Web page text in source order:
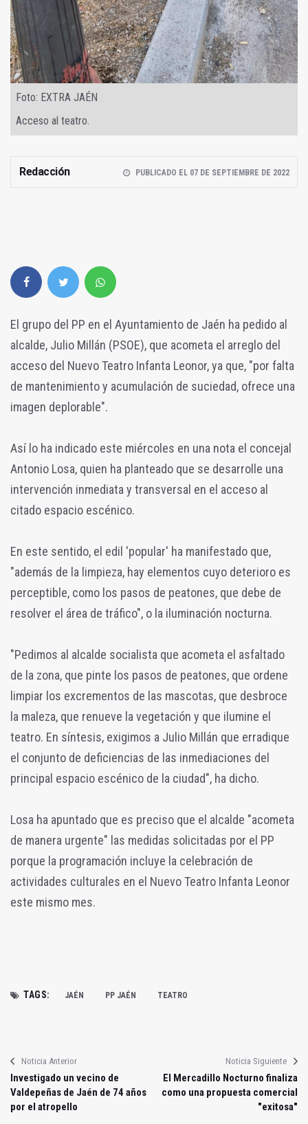
Foto: EXTRA JAÉN
Acceso al teatro.
Redacción PUBLICADO EL 07 DE SEPTIEMBRE DE 2022
El grupo del PP en el Ayuntamiento de Jaén ha pedido al
alcalde, Julio Millán (PSOE), que acometa el arreglo del
acceso del Nuevo Teatro Infanta Leonor, ya que, "por falta
de mantenimiento y acumulación de suciedad, ofrece una
imagen deplorable".
Así lo ha indicado este miércoles en una nota el concejal
Antonio Losa, quien ha planteado que se desarrolle una
intervención inmediata y transversal en el acceso al
citado espacio escénico.
En este sentido, el edil 'popular' ha manifestado que,
"además de la limpieza, hay elementos cuyo deterioro es
perceptible, como los pasos de peatones, que debe de
resolver el área de tráfico", o la iluminación nocturna.
"Pedimos al alcalde socialista que acometa el asfaltado
de la zona, que pinte los pasos de peatones, que ordene
limpiar los excrementos de las mascotas, que desbroce
la maleza, que renueve la vegetación y que ilumine el
teatro. En síntesis, exigimos a Julio Millán que erradique
el conjunto de deficiencias de las inmediaciones del
principal espacio escénico de la ciudad", ha dicho.
Losa ha apuntado que es preciso que el alcalde "acometa
de manera urgente" las medidas solicitadas por el PP
porque la programación incluye la celebración de
actividades culturales en el Nuevo Teatro Infanta Leonor
este mismo mes.
TAGS: JAÉN PP JAÉN TEATRO
Noticia Anterior
Investigado un vecino de
Valdepeñas de Jaén de 74 años
por el atropello
Noticia Siguiente
El Mercadillo Nocturno finaliza
como una propuesta comercial
"exitosa"